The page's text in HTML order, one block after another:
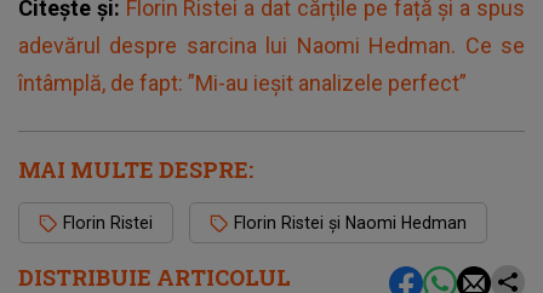
DISTRIBUIE ARTICOLUL
Citește și: Florin Ristei a dat cărțile pe față și a spus
adevărul despre sarcina lui Naomi Hedman. Ce se
întâmplă, de fapt: ”Mi-au ieșit analizele perfect”
MAI MULTE DESPRE:
Florin Ristei Florin Ristei și Naomi Hedman